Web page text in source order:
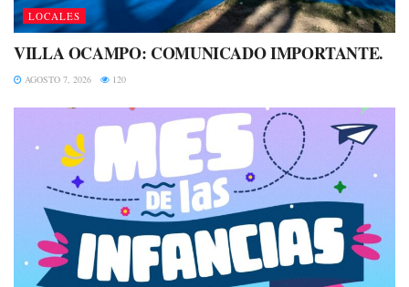
LOCALES
VILLA OCAMPO: COMUNICADO IMPORTANTE.
AGOSTO 7, 2026 120